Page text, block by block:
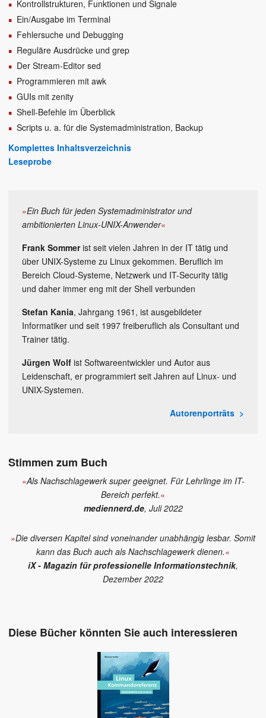
Kontrollstrukturen, Funktionen und Signale
Ein/Ausgabe im Terminal
Fehlersuche und Debugging
Reguläre Ausdrücke und grep
Der Stream-Editor sed
Programmieren mit awk
GUIs mit zenity
Shell-Befehle im Überblick
Scripts u. a. für die Systemadministration, Backup
Komplettes Inhaltsverzeichnis
Leseprobe
»Ein Buch für jeden Systemadministrator und
ambitionierten Linux-UNIX-Anwender«
Frank Sommerist seit vielen Jahren in der IT tätig und
über UNIX-Systeme zu Linux gekommen. Beruflich im
Bereich Cloud-Systeme, Netzwerk und IT-Security tätig
und daher immer eng mit der Shell verbunden
Stefan Kania, Jahrgang 1961, ist ausgebildeter
Informatiker und seit 1997 freiberuflich als Consultant und
Trainer tätig.
Jürgen Wolf ist Softwareentwickler und Autor aus
Leidenschaft, er programmiert seit Jahren auf Linux- und
UNIX-Systemen.
Autorenporträts
Stimmen zum Buch
»Als Nachschlagewerk super geeignet. Für Lehrlinge im IT-
Bereich perfekt.«
mediennerd.de, Juli 2022
»Die diversen Kapitel sind voneinander unabhängig lesbar. Somit
kann das Buch auch als Nachschlagewerk dienen.«
iX - Magazin für professionelle Informationstechnik,
Dezember 2022
Diese Bücher könnten Sie auch interessieren